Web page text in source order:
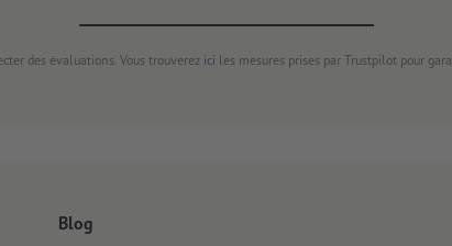
des évaluations. Vous trouverez ici les mesures prises par Trustpilot pour
Blog